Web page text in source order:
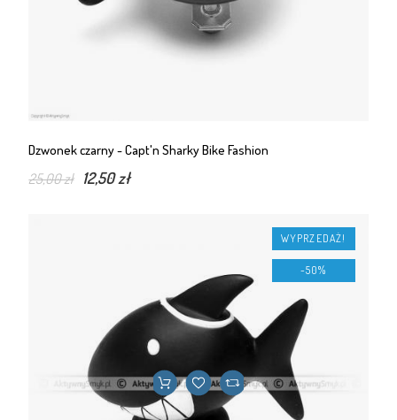
Dzwonek czarny - Capt'n Sharky Bike Fashion
25,00 zł 12,50 zł
WYPRZEDAŻ!
-50%